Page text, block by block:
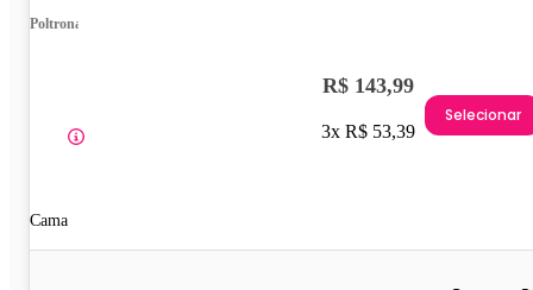
Poltrona
Cama
R$ 143,99
3x R$ 53,39
Selecionar